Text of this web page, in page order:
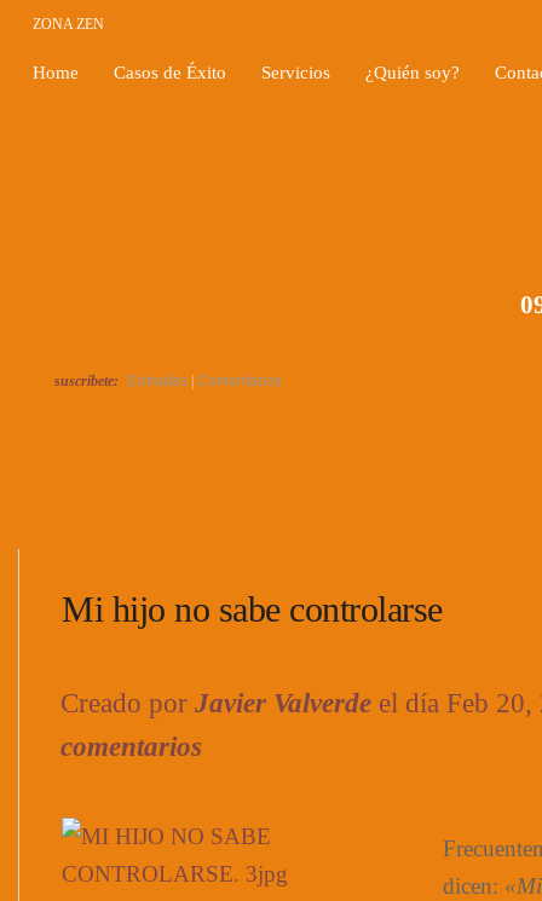
ZONA ZEN
Home Casos de Éxito Servicios ¿Quién soy?
suscríbete: Entradas Comentarios
Mi hijo no sabe controlarse
Creado por Javier Valverde el día Feb
comentarios
dicen: